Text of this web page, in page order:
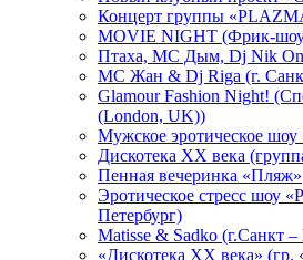
Концерт группы
MOVIE NIGHT (Фрик-
Птаха, МС Дым, Dj Nik
МС Жан & Dj Riga (г.
Glamour Fashion Night!
(London, UK))
Мужское эротическое
Дискотека XX века
Пенная вечеринка «Пляж»
Эротическое стресс шоу
Петербург)
Matisse & Sadko (г.Санкт –
«Дискотека ХХ века» (гр.